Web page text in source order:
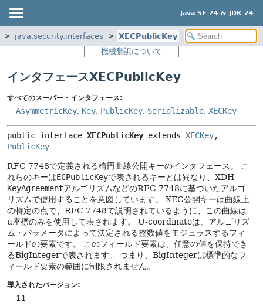
Java SE 24 & JDK 24
java.security.interfaces
XECPublicKey
機械翻訳について
インタフェースXECPublicKey
すべてのスーパー・インタフェース:
AsymmetricKey, Key, PublicKey, Serializable, XECKey
public interface XECPublicKey extends XECKey
PublicKey
RFC 7748で定義される楕円曲線公開キーのインタフェース。
こ
れらのキーはECPublicKeyで表されるキーとは異なり、XDH
KeyAgreementアルゴリズムなどのRFC 7748に基づいたアルゴ
リズムで使用することを意図しています。
XEC公開キーは曲線上
の特定の点で、RFC 7748で説明されているように、この曲線は
u座標のみを使用して表されます。
U-coordinateは、アルゴリズ
ム・パラメータによって決定される整数値をモジュラスするフィ
ールドの要素です。
このフィールド要素は、任意の値を保持でき
るBigIntegerで表されます。
つまり、BigIntegerは標準的なフ
ィールド要素の範囲に制限されません。
導入されたバージョン:
11